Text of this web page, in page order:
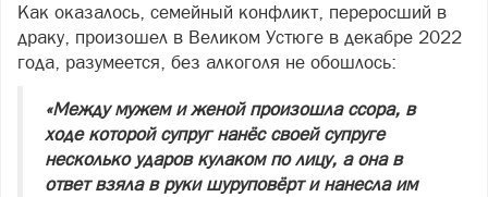
Как оказалось, семейный конфликт, переросший в
драку, произошел в Великом Устюге в декабре 2022
года, разумеется, без алкоголя не обошлось:
«Между мужем и женой произошла ссора, в
ходе которой супруг нанёс своей супруге
несколько ударов кулаком по лицу, а она в
ответ взяла в руки шуруповёрт и нанесла им